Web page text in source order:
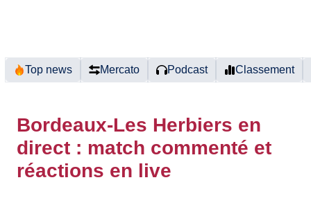
Top news Mercato Podcast Classement
Bordeaux-Les Herbiers en
direct : match commenté et
réactions en live